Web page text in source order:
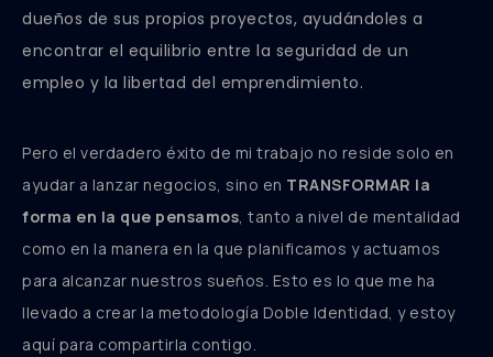
dueños de sus propios proyectos, ayudándoles a
encontrar el equilibrio entre la seguridad de un
empleo y la libertad del emprendimiento.
Pero el verdadero éxito de mi trabajo no reside solo en
ayudar a lanzar negocios, sino en TRANSFORMAR la
forma en la que pensamos, tanto a nivel de mentalidad
como en la manera en la que planificamos y actuamos
para alcanzar nuestros sueños. Esto es lo que me ha
llevado a crear la metodología Doble Identidad, y estoy
aquí para compartirla contigo.